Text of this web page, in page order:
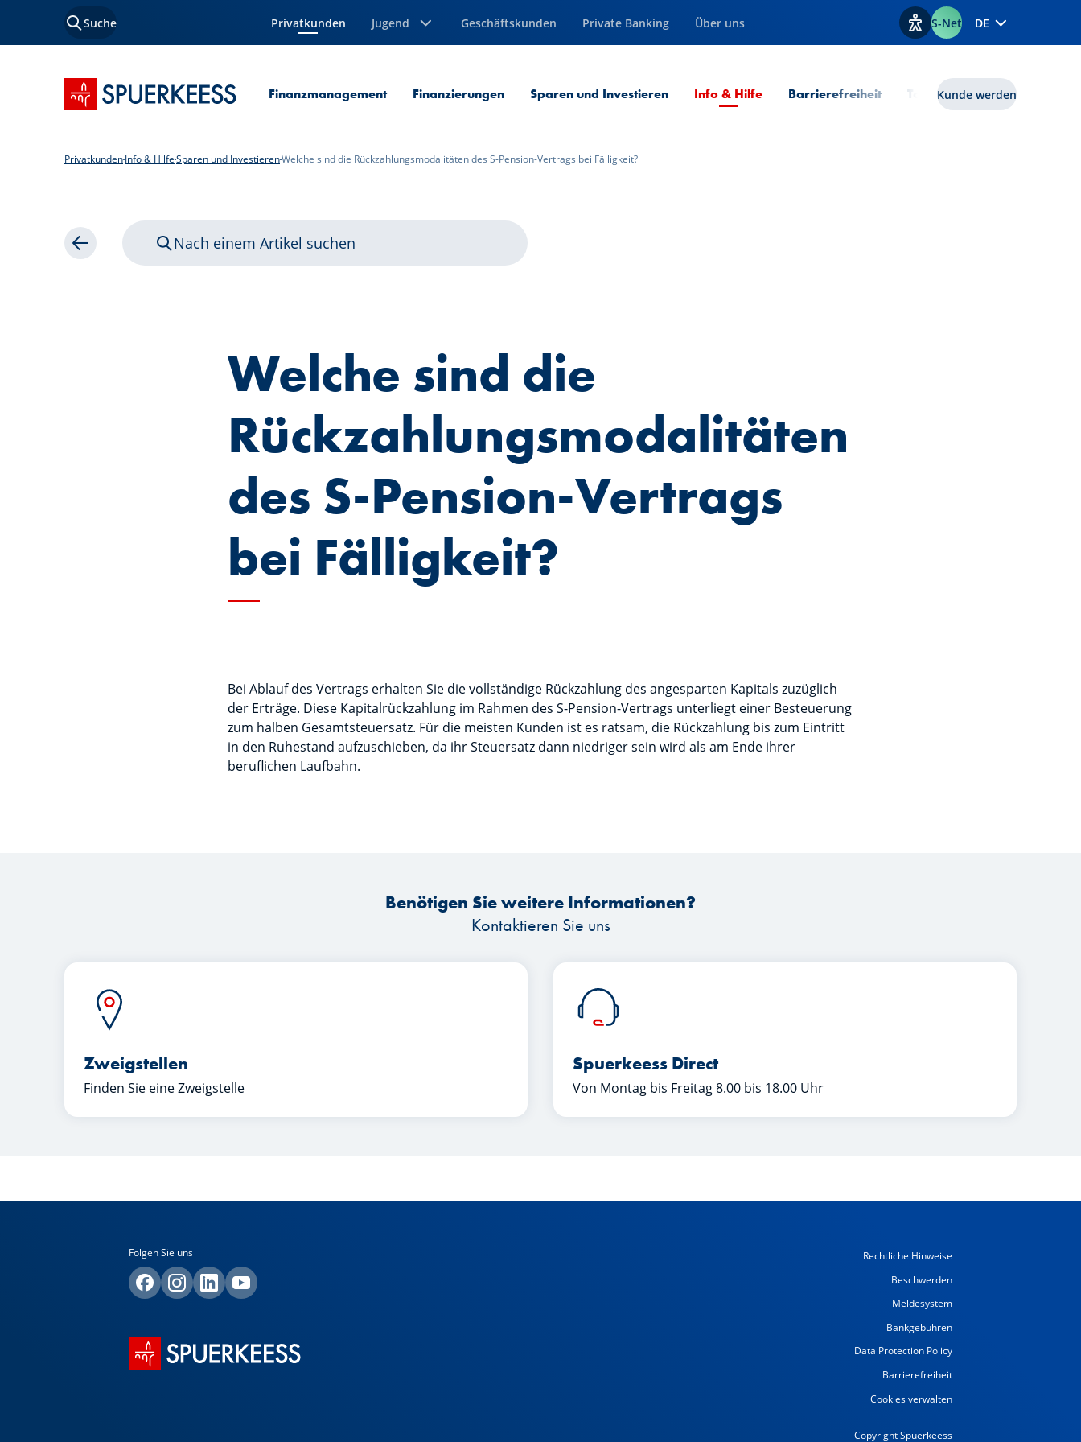
Suche Privatkunden
Aktuelle Seite Jugend Geschäftskunden Private Banking Über uns Optionen zur Barrierefreiheit
S-Net DE
Startseite SPUERKEESS Finanzmanagement Finanzierungen Sparen und Investieren Info & HilfeAktuelle Seite
Barrierefreiheit Tools lux|funds
Kunde werden
PrivatkundenInfo & HilfeSparen und InvestierenWelche sind die Rückzahlungsmodalitäten des S-Pension-Vertrags bei Fälligkeit?
Zurück Nach einem Artikel suchen
Welche sind die
Rückzahlungsmodalitäten
des S-Pension-Vertrags
bei Fälligkeit?
Bei Ablauf des Vertrags erhalten Sie die vollständige Rückzahlung des angesparten Kapitals zuzüglich
der Erträge. Diese Kapitalrückzahlung im Rahmen des S-Pension-Vertrags unterliegt einer Besteuerung
zum halben Gesamtsteuersatz. Für die meisten Kunden ist es ratsam, die Rückzahlung bis zum Eintritt
in den Ruhestand aufzuschieben, da ihr Steuersatz dann niedriger sein wird als am Ende ihrer
beruflichen Laufbahn.
Benötigen Sie weitere Informationen?
Kontaktieren Sie uns
Zweigstellen
Finden Sie eine Zweigstelle
Spuerkeess Direct
Von Montag bis Freitag 8.00 bis 18.00 Uhr
Folgen Sie uns
Rechtliche Hinweise
Beschwerden
Meldesystem
Bankgebühren
Data Protection Policy
Barrierefreiheit
Cookies verwalten
Copyright Spuerkeess